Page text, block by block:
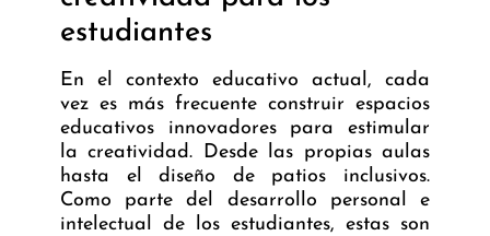
estudiantes
En el contexto educativo actual, cada
vez es más frecuente construir espacios
educativos innovadores para estimular
la creatividad. Desde las propias aulas
hasta eldiseño de patios inclusivos.
Como parte del desarrollo personal e
intelectual de los estudiantes, estas son